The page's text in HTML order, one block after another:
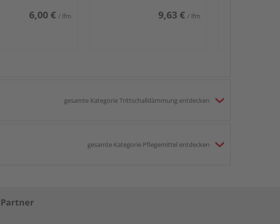
6,00 € / lfm 9,63 € / lfm
gesamte Kategorie Trittschalldämmung entdecken
gesamte Kategorie Pflegemittel entdecken